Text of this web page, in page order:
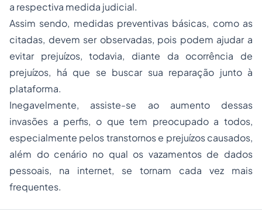
a respectiva medida judicial.
Assim sendo, medidas preventivas básicas, como as
citadas, devem ser observadas, pois podem ajudar a
evitar prejuízos, todavia, diante da ocorrência de
prejuízos, há que se buscar sua reparação junto à
plataforma.
Inegavelmente, assiste-se ao aumento dessas
invasões a perfis, o que tem preocupado a todos,
especialmente pelos transtornos e prejuízos causados,
além do cenário no qual os vazamentos de dados
pessoais, na internet, se tornam cada vez mais
frequentes.